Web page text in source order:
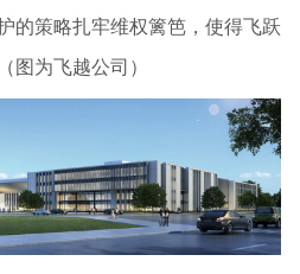
的策略扎牢维权篱笆，使得飞跃
图为飞越公司）